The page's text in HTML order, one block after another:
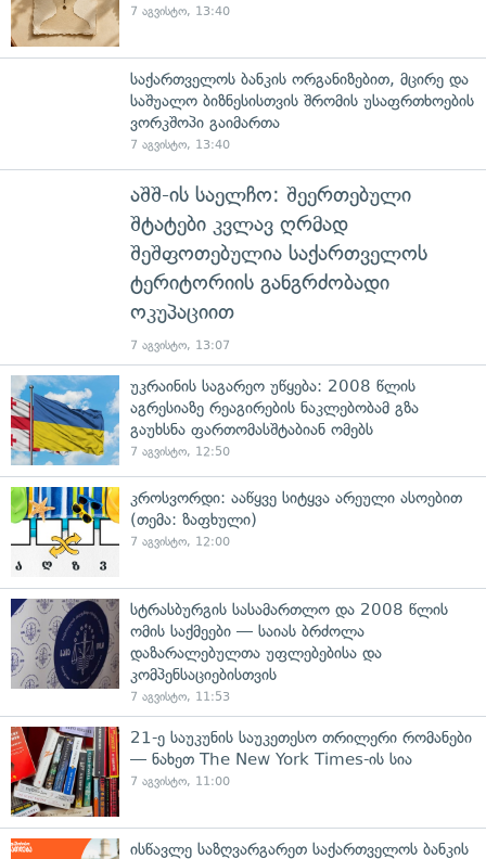
7 აგვისტო, 13:40
საქართველოს ბანკის ორგანიზებით, მცირე და
საშუალო ბიზნესისთვის შრომის უსაფრთხოების
ვორკშოპი გაიმართა
7 აგვისტო, 13:40
აშშ-ის საელჩო: შეერთებული
შტატები კვლავ ღრმად
შეშფოთებულია საქართველოს
ტერიტორიის განგრძობადი
ოკუპაციით
7 აგვისტო, 13:07
უკრაინის საგარეო უწყება: 2008 წლის
აგრესიაზე რეაგირების ნაკლებობამ გზა
გაუხსნა ფართომასშტაბიან ომებს
7 აგვისტო, 12:50
კროსვორდი: ააწყვე სიტყვა არეული ასოებით
(თემა: ზაფხული)
7 აგვისტო, 12:00
სტრასბურგის სასამართლო და 2008 წლის
ომის საქმეები — საიას ბრძოლა
დაზარალებულთა უფლებებისა და
კომპენსაციებისთვის
7 აგვისტო, 11:53
21-ე საუკუნის საუკეთესო თრილერი რომანები
— ნახეთ The New York Times-ის სია
7 აგვისტო, 11:00
ისწავლე საზღვარგარეთ საქართველოს ბანკის